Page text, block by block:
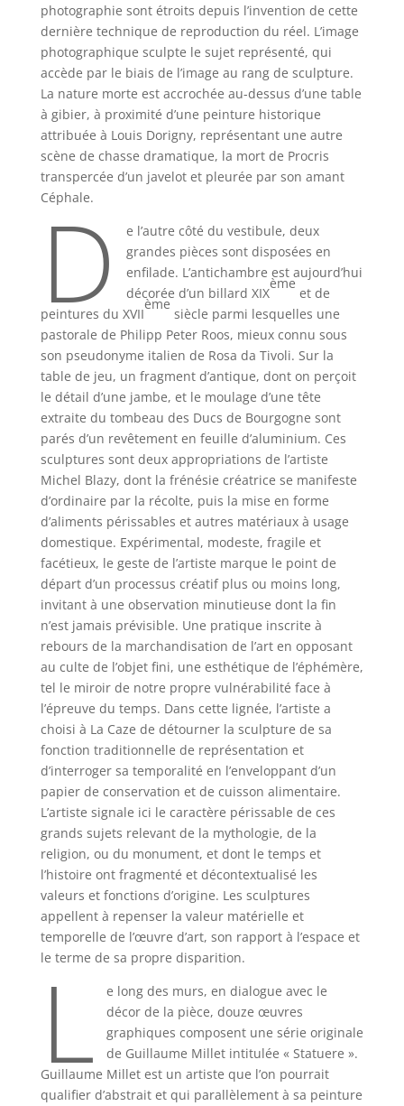
photographie sont étroits depuis l’invention de cette
dernière technique de reproduction du réel. L’image
photographique sculpte le sujet représenté, qui
accède par le biais de l’image au rang de sculpture.
La nature morte est accrochée au-dessus d’une table
à gibier, à proximité d’une peinture historique
attribuée à Louis Dorigny, représentant une autre
scène de chasse dramatique, la mort de Procris
transpercée d’un javelot et pleurée par son amant
Céphale.
D
e l’autre côté du vestibule, deux
grandes pièces sont disposées en
enfilade. L’antichambre est aujourd’hui
décorée d’un billard XIX
ème
et de
peintures du XVII
ème
siècle parmi lesquelles une
pastorale de Philipp Peter Roos, mieux connu sous
son pseudonyme italien de Rosa da Tivoli. Sur la
table de jeu, un fragment d’antique, dont on perçoit
le détail d’une jambe, et le moulage d’une tête
extraite du tombeau des Ducs de Bourgogne sont
parés d’un revêtement en feuille d’aluminium. Ces
sculptures sont deux appropriations de l’artiste
Michel Blazy, dont la frénésie créatrice se manifeste
d’ordinaire par la récolte, puis la mise en forme
d’aliments périssables et autres matériaux à usage
domestique. Expérimental, modeste, fragile et
facétieux, le geste de l’artiste marque le point de
départ d’un processus créatif plus ou moins long,
invitant à une observation minutieuse dont la fin
n’est jamais prévisible. Une pratique inscrite à
rebours de la marchandisation de l’art en opposant
au culte de l’objet fini, une esthétique de l’éphémère,
tel le miroir de notre propre vulnérabilité face à
l’épreuve du temps. Dans cette lignée, l’artiste a
choisi à La Caze de détourner la sculpture de sa
fonction traditionnelle de représentation et
d’interroger sa temporalité en l’enveloppant d’un
papier de conservation et de cuisson alimentaire.
L’artiste signale ici le caractère périssable de ces
grands sujets relevant de la mythologie, de la
religion, ou du monument, et dont le temps et
l’histoire ont fragmenté et décontextualisé les
valeurs et fonctions d’origine. Les sculptures
appellent à repenser la valeur matérielle et
temporelle de l’œuvre d’art, son rapport à l’espace et
le terme de sa propre disparition.
L
e long des murs, en dialogue avec le
décor de la pièce, douze œuvres
graphiques composent une série originale
de Guillaume Millet intitulée « Statuere ».
Guillaume Millet est un artiste que l’on pourrait
qualifier d’abstrait et qui parallèlement à sa peinture